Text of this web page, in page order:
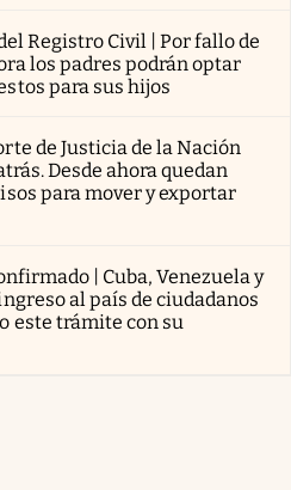
Registro Civil | Por fallo de
los padres podrán optar
para sus hijos
de Justicia de la Nación
Desde ahora quedan
para mover y exportar
| Cuba, Venezuela y
al país de ciudadanos
este trámite con su